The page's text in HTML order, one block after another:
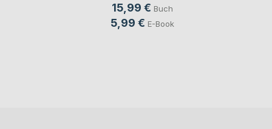
15,99 € Buch
5,99 € E-Book